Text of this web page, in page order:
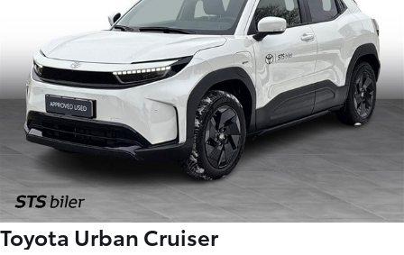
Toyota Urban Cruiser